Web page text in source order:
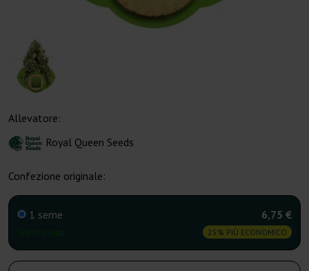
Allevatore:
Royal Queen Seeds
Confezione originale:
1 seme 6,75 €
25% PIÙ ECONOMICO